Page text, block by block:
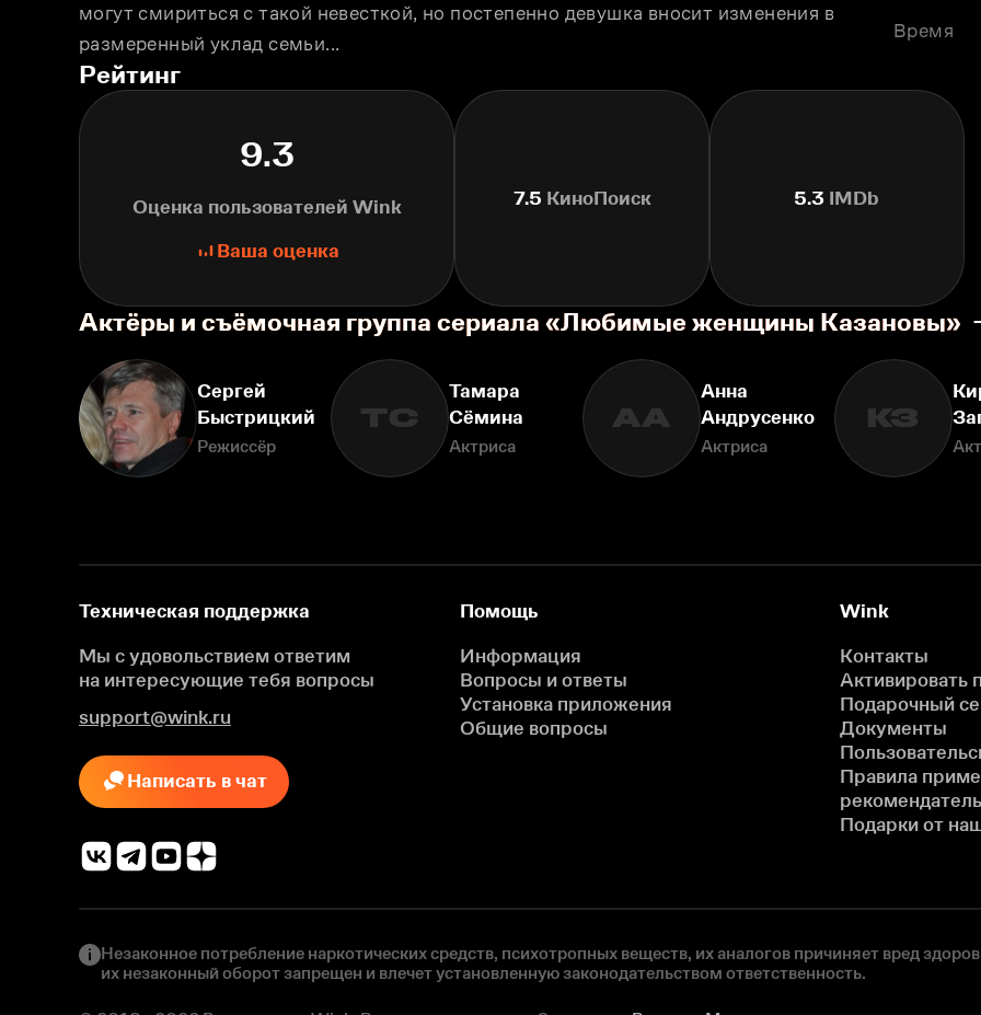
могут смириться с такой невесткой, но постепенно девушка вносит изменения в
размеренный уклад семьи...
Время
Рейтинг
9.3
Оценка пользователей Wink
Ваша оценка
7.5 КиноПоиск 5.3 IMDb
Актёры и съёмочная группа сериала «Любимые женщины Казановы»
Сергей
Быстрицкий
Режиссёр
ТС
Тамара
Сёмина
Актриса
АА
Анна
Андрусенко
Актриса
КЗ
Техническая поддержка
Мы с удовольствием ответим
на интересующие тебя вопросы
support@wink.ru
Написать в чат
Помощь
Информация
Вопросы и ответы
Установка приложения
Общие вопросы
Wink
Контакты
Активировать
Подарочный
Документы
Правила
Подарки от
Незаконное потребление наркотических средств, психотропных веществ, их аналогов причиняет вред
их незаконный оборот запрещен и влечет установленную законодательством ответственность.